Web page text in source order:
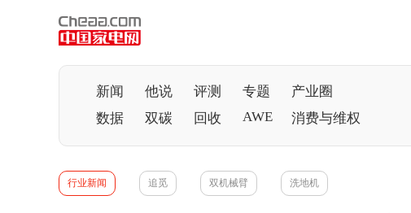
新闻 他说 评测 专题
产业圈
数据
双碳 回收 AWE 消费与维权
行业新闻 追觅 双机械臂 洗地机